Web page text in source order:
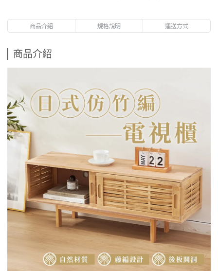
商品介紹 規格說明 運送方式
商品介紹